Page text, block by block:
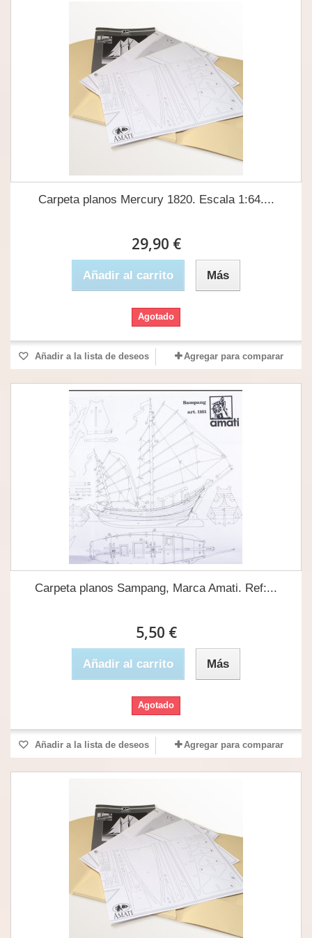
Carpeta planos Mercury 1820. Escala 1:64....
29,90 €
Añadir al carrito Más
Agotado
Añadir a la lista de deseos Agregar para comparar
Carpeta planos Sampang, Marca Amati. Ref:...
5,50 €
Añadir al carrito Más
Agotado
Añadir a la lista de deseos Agregar para comparar